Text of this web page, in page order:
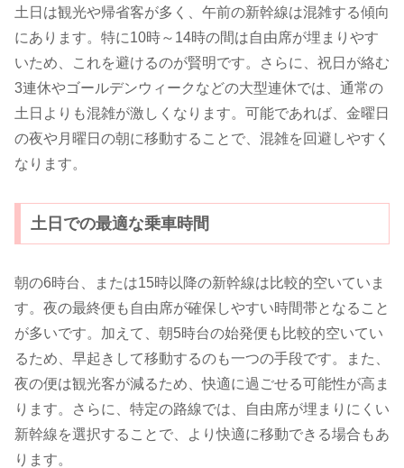
土日は観光や帰省客が多く、午前の新幹線は混雑する傾向
にあります。特に10時～14時の間は自由席が埋まりやす
いため、これを避けるのが賢明です。さらに、祝日が絡む
3連休やゴールデンウィークなどの大型連休では、通常の
土日よりも混雑が激しくなります。可能であれば、金曜日
の夜や月曜日の朝に移動することで、混雑を回避しやすく
なります。
土日での最適な乗車時間
朝の6時台、または15時以降の新幹線は比較的空いていま
す。夜の最終便も自由席が確保しやすい時間帯となること
が多いです。加えて、朝5時台の始発便も比較的空いてい
るため、早起きして移動するのも一つの手段です。また、
夜の便は観光客が減るため、快適に過ごせる可能性が高ま
ります。さらに、特定の路線では、自由席が埋まりにくい
新幹線を選択することで、より快適に移動できる場合もあ
ります。